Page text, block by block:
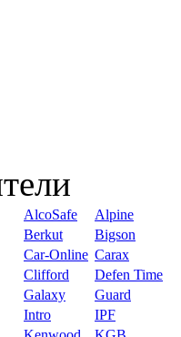
AlcoSafe
Alpine
Berkut
Bigson
Car-Online Carax
Clifford
Defen Time
Galaxy
Guard
Intro
IPF